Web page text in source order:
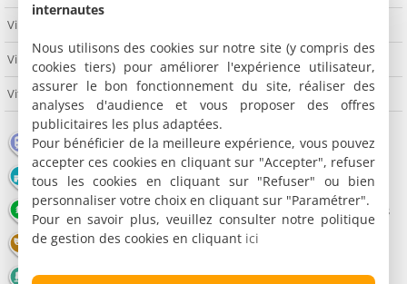
Villiers sur Marne
Vincennes
Vitry sur Seine
Gare Aéroport Port
Château Office de tourisme Musée
Parc et Jardin Lac / Plan d'eau Salle de spectacles
Théâtre Cinéma
Patinoire Golf
internautes
Nous utilisons des cookies sur notre site (y compris des
cookies tiers) pour améliorer l'expérience utilisateur,
assurer le bon fonctionnement du site, réaliser des
analyses d'audience et vous proposer des offres
publicitaires les plus adaptées.
Pour bénéficier de la meilleure expérience, vous pouvez
accepter ces cookies en cliquant sur "Accepter", refuser
tous les cookies en cliquant sur "Refuser" ou bien
personnaliser votre choix en cliquant sur "Paramétrer".
Pour en savoir plus, veuillez consulter notre politique
de gestion des cookies en cliquant ici